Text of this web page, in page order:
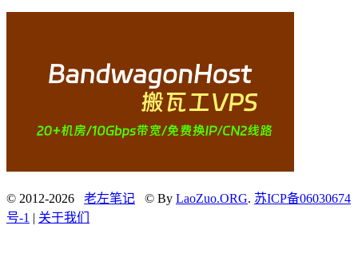
© 2012-2026 老左笔记 © By LaoZuo.ORG. 苏ICP备06030674
号-1 | 关于我们